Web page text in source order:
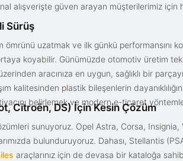
alışverişte güven arayan müşterilerimiz için
Sürüş
uzatmak ve ilk günkü performansını
koyabilir. Günümüzde otomotiv üretim
aracınıza en uygun, sağlıklı bir
kalitesinden plastik bileşenlerin
belirlemek ve modern e-ticaret
Citroën, DS) İçin Kesin Çözüm
sunuyoruz. Opel Astra, Corsa,
bulunduruyoruz. Dahası, Stellantis
araçlarınız için de devasa bir kataloğa